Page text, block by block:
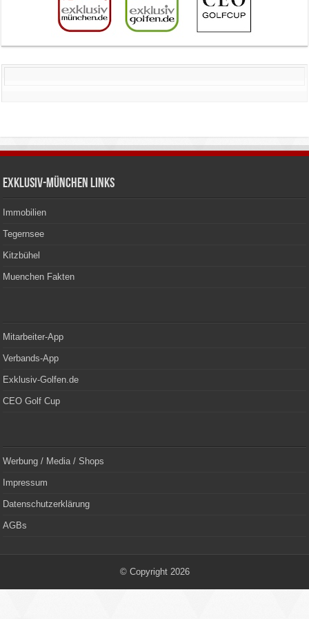
Exklusiv-München Links
Immobilien
Tegernsee
Kitzbühel
Muenchen Fakten
Mitarbeiter-App
Verbands-App
Exklusiv-Golfen.de
CEO Golf Cup
Werbung / Media / Shops
Impressum
Datenschutzerklärung
AGBs
© Copyright 2026